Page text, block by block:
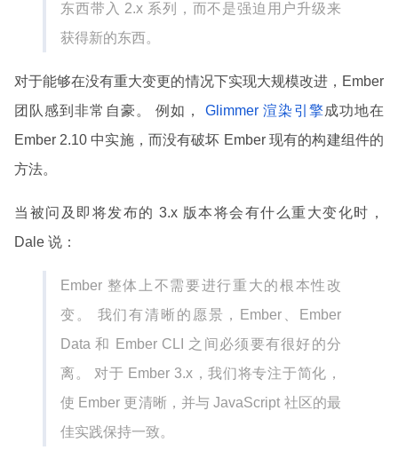
东西带入 2.x 系列，而不是强迫用户升级来
获得新的东西。
对于能够在没有重大变更的情况下实现大规模改进，Ember
团队感到非常自豪。 例如，
Glimmer 渲染引擎 成功地在
Ember 2.10 中实施，而没有破坏 Ember 现有的构建组件的
方法。
当被问及即将发布的 3.x 版本将会有什么重大变化时，
Dale 说：
Ember 整体上不需要进行重大的根本性改
变。 我们有清晰的愿景，Ember、Ember
Data 和 Ember CLI 之间必须要有很好的分
离。 对于 Ember 3.x，我们将专注于简化，
使 Ember 更清晰，并与 JavaScript 社区的最
佳实践保持一致。